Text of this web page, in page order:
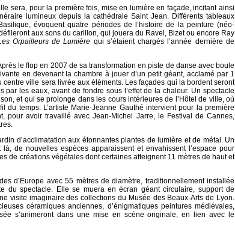
sera, pour la première fois, mise en lumière en façade, incitant ainsi
lumineux depuis la cathédrale Saint Jean. Différents tableaux
évoquent quatre périodes de l’histoire de la peinture (néo-
aux sons du carillon, qui jouera du Ravel, Bizet ou encore Ray
Orpailleurs de Lumière qui s’étaient chargés l’année dernière de
le flop en 2007 de sa transformation en piste de danse avec boule
en devenant la chambre à jouer d’un petit géant, acclamé par 1
ville sera livrée aux éléments. Les façades qui la bordent seront
par les eaux, avant de fondre sous l’effet de la chaleur. Un spectacle
et qui se prolonge dans les cours intérieures de l’Hôtel de ville, où
du temps. L’artiste Marie-Jeanne Gauthé intervient pour la première
pour avoir travaillé avec Jean-Michel Jarre, le Festival de Cannes,
d’acclimatation aux étonnantes plantes de lumière et de métal. Un
de nouvelles espèces apparaissent et envahissent l’espace pour
de créations végétales dont certaines atteignent 11 mètres de haut et
d’Europe avec 55 mètres de diamètre, traditionnellement installée
du spectacle. Elle se muera en écran géant circulaire, support de
visite imaginaire des collections du Musée des Beaux-Arts de Lyon.
céramiques anciennes, d’énigmatiques peintures médiévales,
s’animeront dans une mise en scène originale, en lien avec le